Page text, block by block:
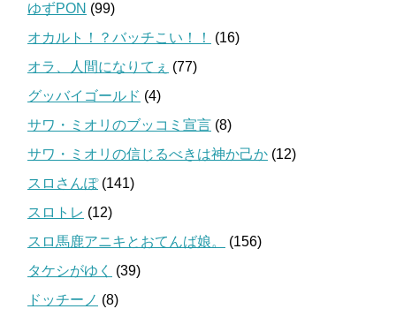
ゆずPON (99)
オカルト！？バッチこい！！
(16)
オラ、人間になりてぇ (77)
グッバイゴールド (4)
サワ・ミオリのブッコミ宣言 (8)
サワ・ミオリの信じるべきは神か己か (12)
スロさんぽ(141)
スロトレ (12)
スロ馬鹿アニキとおてんば娘。
(156)
タケシがゆく
(39)
ドッチーノ (8)